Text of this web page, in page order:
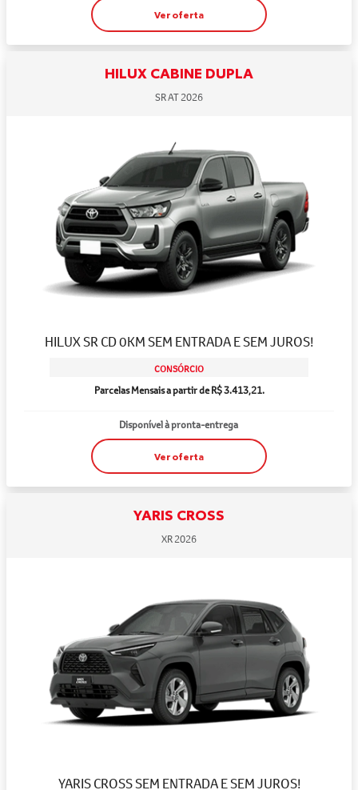
Ver oferta
HILUX CABINE DUPLA
SR AT 2026
HILUX SR CD 0KM SEM ENTRADA E SEM JUROS!
CONSÓRCIO
Parcelas Mensais a partir de R$ 3.413,21.
Disponível à pronta-entrega
Ver oferta
YARIS CROSS
XR 2026
YARIS CROSS SEM ENTRADA E SEM JUROS!